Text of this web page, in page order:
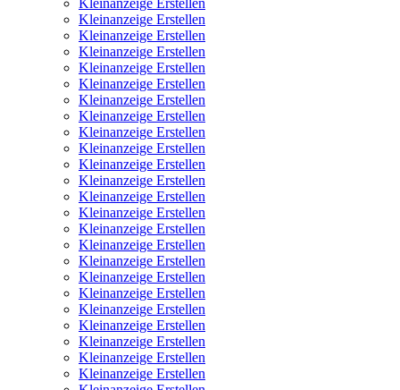
Kleinanzeige Erstellen
Kleinanzeige Erstellen
Kleinanzeige Erstellen
Kleinanzeige Erstellen
Kleinanzeige Erstellen
Kleinanzeige Erstellen
Kleinanzeige Erstellen
Kleinanzeige Erstellen
Kleinanzeige Erstellen
Kleinanzeige Erstellen
Kleinanzeige Erstellen
Kleinanzeige Erstellen
Kleinanzeige Erstellen
Kleinanzeige Erstellen
Kleinanzeige Erstellen
Kleinanzeige Erstellen
Kleinanzeige Erstellen
Kleinanzeige Erstellen
Kleinanzeige Erstellen
Kleinanzeige Erstellen
Kleinanzeige Erstellen
Kleinanzeige Erstellen
Kleinanzeige Erstellen